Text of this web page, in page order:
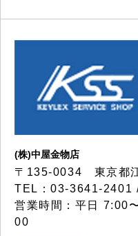
(株)中屋金物店
〒135-0034 東京都
TEL：03-3641-2401
営業時間：平日 7:00
00